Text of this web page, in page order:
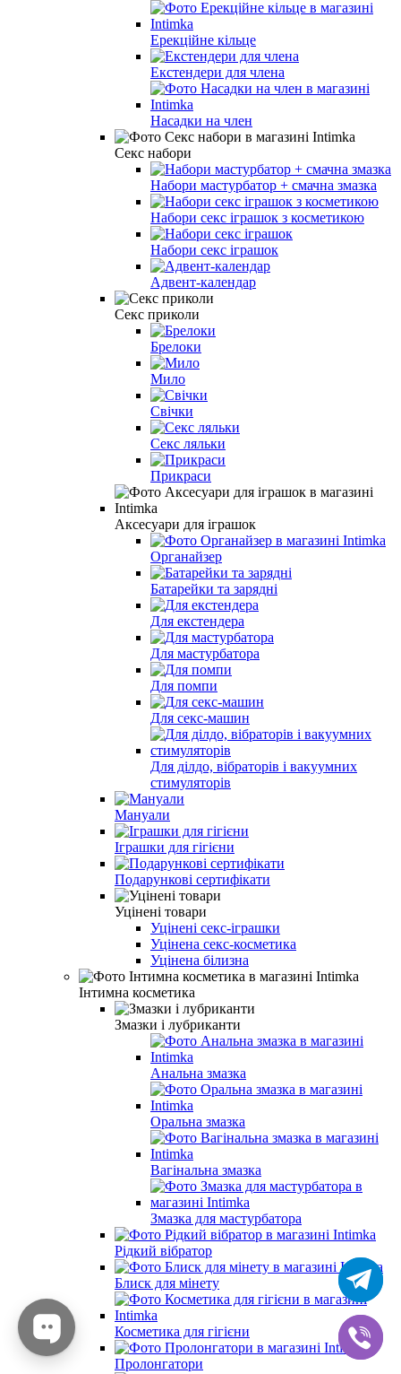
Ерекційне кільце
Екстендери для члена
Насадки на член
Секс набори
Набори мастурбатор + смачна змазка
Набори секс іграшок з косметикою
Набори секс іграшок
Адвент-календар
Секс приколи
Брелоки
Мило
Свічки
Секс ляльки
Прикраси
Аксесуари для іграшок
Органайзер
Батарейки та зарядні
Для екстендера
Для мастурбатора
Для помпи
Для секс-машин
Для ділдо, вібраторів і вакуумних
стимуляторів
Мануали
Іграшки для гігієни
Подарункові сертифікати
Уцінені товари
Уцінені секс-іграшки
Уцінена секс-косметика
Уцінена білизна
Інтимна косметика
Змазки і лубриканти
Анальна змазка
Оральна змазка
Вагінальна змазка
Змазка для мастурбатора
Рідкий вібратор
Блиск для мінету
Косметика для гігієни
Пролонгатори